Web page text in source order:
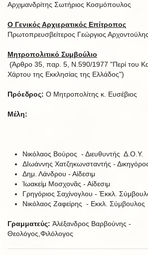
Αρχιμανδρίτης Σωτήριος Κοσμόπουλος
Ο Γενικός Αρχιερατικός Επίτροπος
Πρωτοπρευσβείτερος Γεώργιος Αρχοντούλης
Μητροπολιτικό Συμβούλιο
(Άρθρο 35, παρ. 5, Ν.590/1977 "Περί του
Χάρτου της Εκκλησίας της Ελλάδος")
Πρόεδρος: Ο Μητροπολίτης κ. Ευσέβιος
Μέλη:
Νικόλαος Βούρος - Διευθυντής Δ.Ο.Υ.
ΔΙωάννης Χατζηκωνσταντής -
Δημ. Λάνδρου - Αἰδεσιμ
Ἰωακείμ Μοσχονᾶς - Αἰδεσιμ
Γρηγόριος Σαχίνογλου - Ἐκκλ.
Νικόλαος Ζαφείρης - Εκκλ. Σύμβουλος
Γραμματεύς: Ἀλέξανδρος Βαρβούνης -
Θεολόγος,Φιλόλογος